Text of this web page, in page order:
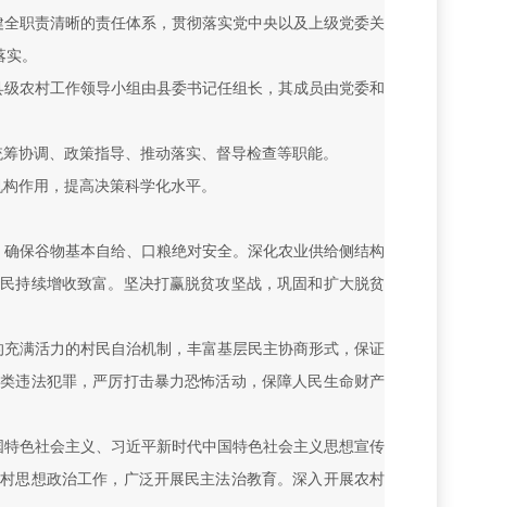
职责清晰的责任体系，贯彻落实党中央以及上级党委关
。
农村工作领导小组由县委书记任组长，其成员由党委和
协调、政策指导、推动落实、督导检查等职能。
作用，提高决策科学化水平。
保谷物基本自给、口粮绝对安全。深化农业供给侧结构
持续增收致富。坚决打赢脱贫攻坚战，巩固和扩大脱贫
满活力的村民自治机制，丰富基层民主协商形式，保证
违法犯罪，严厉打击暴力恐怖活动，保障人民生命财产
色社会主义、习近平新时代中国特色社会主义思想宣传
思想政治工作，广泛开展民主法治教育。深入开展农村